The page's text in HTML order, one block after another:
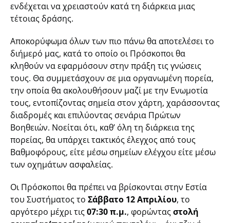
ενδέχεται να χρειαστούν κατά τη διάρκεια μιας
τέτοιας δράσης.
Αποκορύφωμα όλων των πιο πάνω θα αποτελέσει το
διήμερό μας, κατά το οποίο οι Πρόσκοποι θα
κληθούν να εφαρμόσουν στην πράξη τις γνώσεις
τους. Θα συμμετάσχουν σε μια οργανωμένη πορεία,
την οποία θα ακολουθήσουν μαζί με την Ενωμοτία
τους, εντοπίζοντας σημεία στον χάρτη, χαράσσοντας
διαδρομές και επιλύοντας σενάρια Πρώτων
Βοηθειών. Νοείται ότι, καθ’ όλη τη διάρκεια της
πορείας, θα υπάρχει τακτικός έλεγχος από τους
Βαθμοφόρους, είτε μέσω σημείων ελέγχου είτε μέσω
των οχημάτων ασφαλείας.
Οι Πρόσκοποι θα πρέπει να βρίσκονται στην Εστία
του Συστήματος το Σάββατο 12 Απριλίου, το
αργότερο μέχρι τις07:30 π.μ., φορώνταςστολή